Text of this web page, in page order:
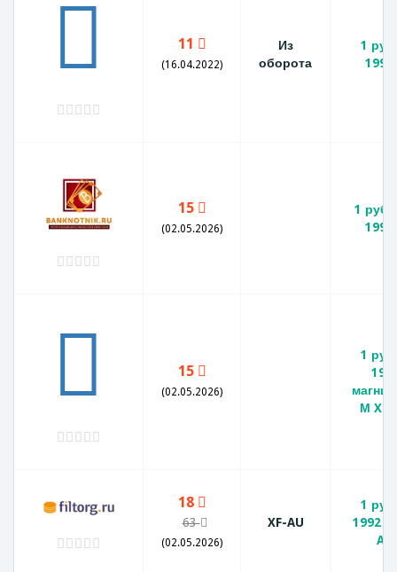
11
(16.04.2022)
Из
оборота
1
1992
15
(02.05.2026)
1
1992
15
(02.05.2026)
1
М XF-
18
63
(02.05.2026)
XF-AU
1
1992 М
AU